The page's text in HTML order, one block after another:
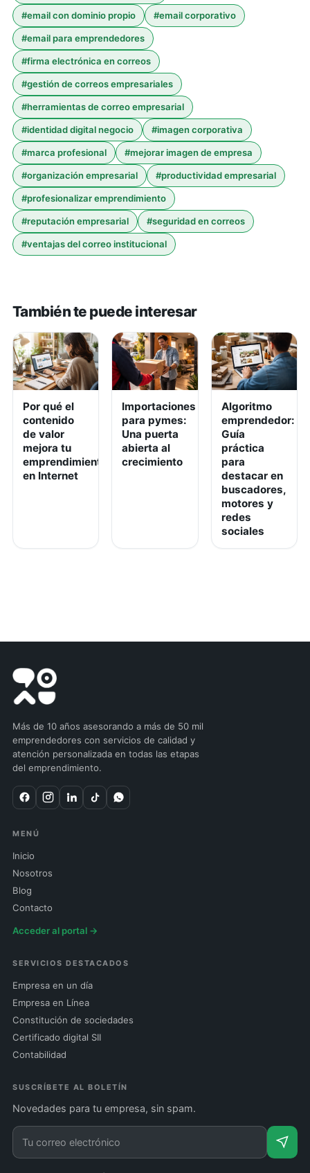
#email con dominio propio #email corporativo
#email para emprendedores
#firma electrónica en correos
#gestión de correos empresariales
#herramientas de correo empresarial
#identidad digital negocio #imagen corporativa
#marca profesional #mejorar imagen de empresa
#organización empresarial #productividad empresarial
#profesionalizar emprendimiento
#reputación empresarial #seguridad en correos
#ventajas del correo institucional
También te puede interesar
Por qué el
contenido
de valor
mejora tu
emprendimiento
en Internet
Importaciones
para pymes:
Una puerta
abierta al
crecimiento
Algoritmo
emprendedor:
Guía
práctica
para
destacar en
buscadores,
motores y
redes
sociales
Más de 10 años asesorando a más de 50 mil
emprendedores con servicios de calidad y
atención personalizada en todas las etapas
del emprendimiento.
MENÚ
Inicio
Nosotros
Blog
Contacto
Acceder al portal →
SERVICIOS DESTACADOS
Empresa en un día
Empresa en Línea
Constitución de sociedades
Certificado digital SII
Contabilidad
SUSCRÍBETE AL BOLETÍN
Novedades para tu empresa, sin spam.